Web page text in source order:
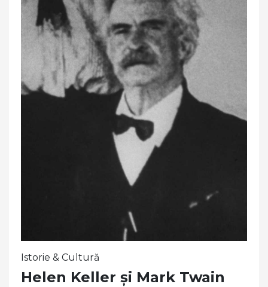
Istorie & Cultură
Helen Keller și Mark Twain